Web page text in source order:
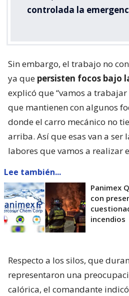
controlada la
Sin embargo, el trabajo no
ya que persisten focos bajo
explicó que “vamos a
que mantienen con algunos
donde el carro mecánico no
arriba. Así que esas van a ser
labores que vamos a realizar
Lee también...
Panimex
con
incendios
Respecto a los silos, que
representaron una
calórica, el comandante